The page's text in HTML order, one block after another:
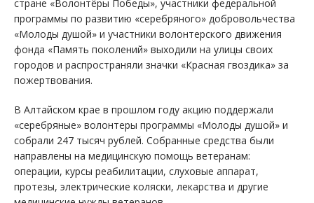
стране «Волонтёры Победы», участники федеральной
программы по развитию «серебряного» добровольчества
«Молоды душой» и участники волонтерского движения
фонда «Память поколений» выходили на улицы своих
городов и распространяли значки «Красная гвоздика» за
пожертвования.
В Алтайском крае в прошлом году акцию поддержали
«серебряные» волонтеры программы «Молоды душой» и
собрали 247 тысяч рублей. Собранные средства были
направлены на медицинскую помощь ветеранам:
операции, курсы реабилитации, слуховые аппарат,
протезы, электрические коляски, лекарства и другие